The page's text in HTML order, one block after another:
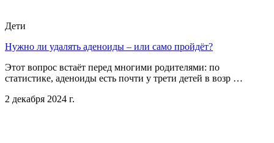
Дети
Нужно ли удалять аденоиды – или само пройдёт?
Этот вопрос встаёт перед многими родителями: по
статистике, аденоиды есть почти у трети детей в возр …
2 декабря 2024 г.